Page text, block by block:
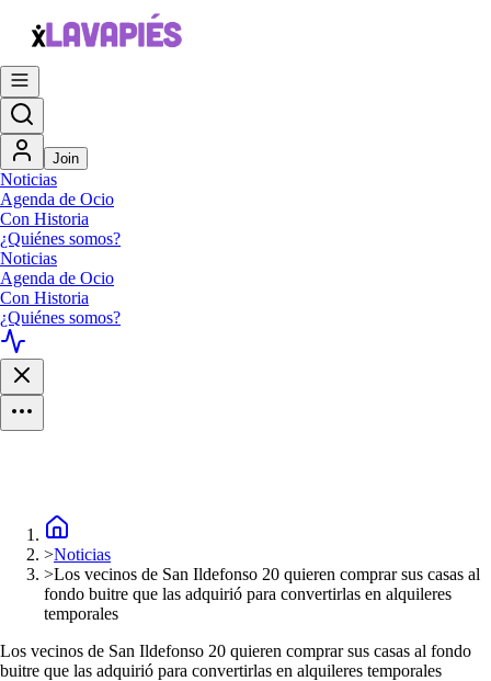
Join
Noticias
Agenda de Ocio
Con Historia
¿Quiénes somos?
Noticias
Agenda de Ocio
Con Historia
¿Quiénes somos?
>Noticias
>Los vecinos de San Ildefonso 20 quieren comprar sus casas al
fondo buitre que las adquirió para convertirlas en alquileres
temporales
Los vecinos de San Ildefonso 20 quieren comprar sus casas al fondo
buitre que las adquirió para convertirlas en alquileres temporales